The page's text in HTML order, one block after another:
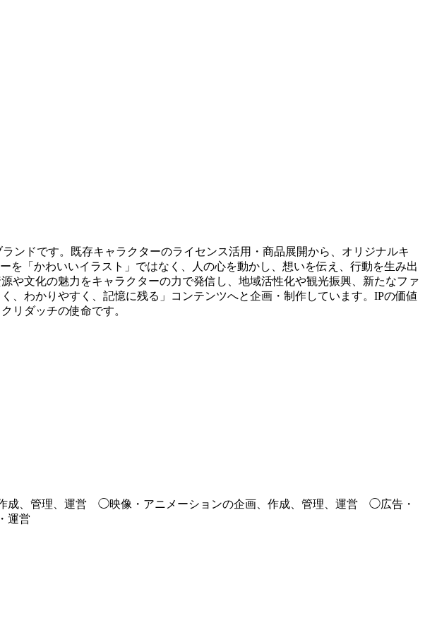
ンドです。既存キャラクターのライセンス活用・商品展開から、オリジナルキ
「かわいいイラスト」ではなく、人の心を動かし、想いを伝え、行動を生み出
や文化の魅力をキャラクターの力で発信し、地域活性化や観光振興、新たなファ
、わかりやすく、記憶に残る」コンテンツへと企画・制作しています。IPの価値
リダッチの使命です。
成、管理、運営 ◯映像・アニメーションの企画、作成、管理、運営 ◯広告・
運営